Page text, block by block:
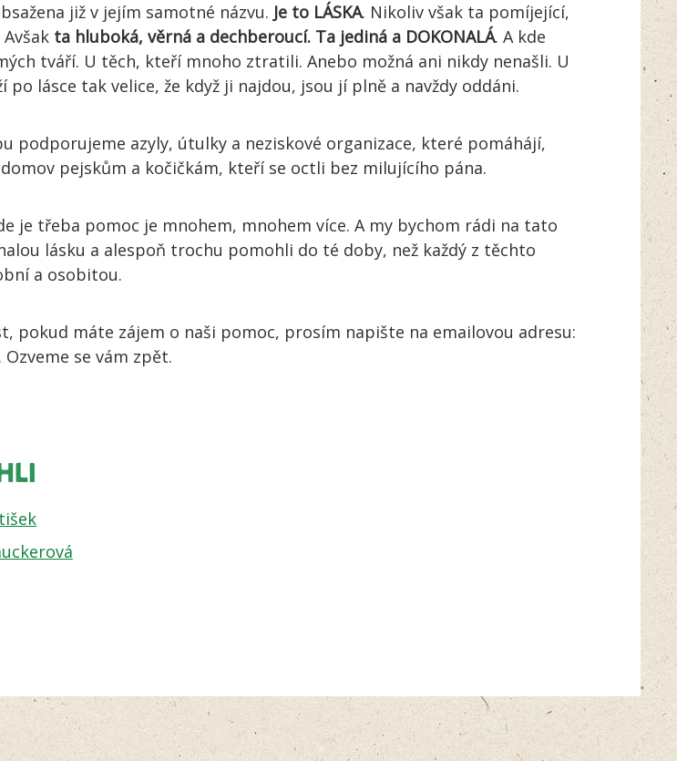
již v jejím samotné názvu. Je to LÁSKA. Nikoliv však ta pomíjející,
ta hluboká, věrná a dechberoucí. Ta jediná a DOKONALÁ. A kde
tváří. U těch, kteří mnoho ztratili. Anebo možná ani nikdy nenašli. U
lásce tak velice, že když ji najdou, jsou jí plně a navždy oddáni.
podporujeme azyly, útulky a neziskové organizace, které pomáhájí,
pejskům a kočičkám, kteří se octli bez milujícího pána.
je třeba pomoc je mnohem, mnohem více. A my bychom rádi na tato
lásku a alespoň trochu pomohli do té doby, než každý z těchto
a osobitou.
pokud máte zájem o naši pomoc, prosím napište na emailovou adresu:
. Ozveme se vám zpět.